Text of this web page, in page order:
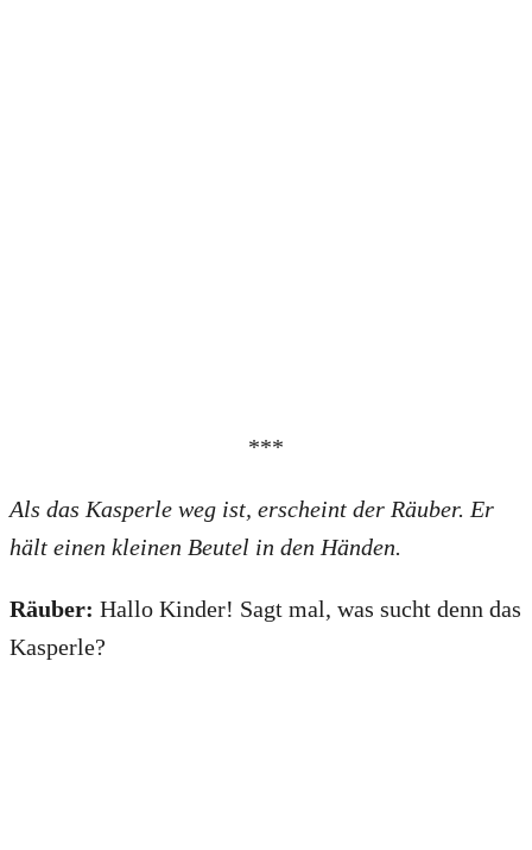
***
Als das Kasperle weg ist, erscheint der Räuber. Er
hält einen kleinen Beutel in den Händen.
Räuber: Hallo Kinder! Sagt mal, was sucht denn das
Kasperle?